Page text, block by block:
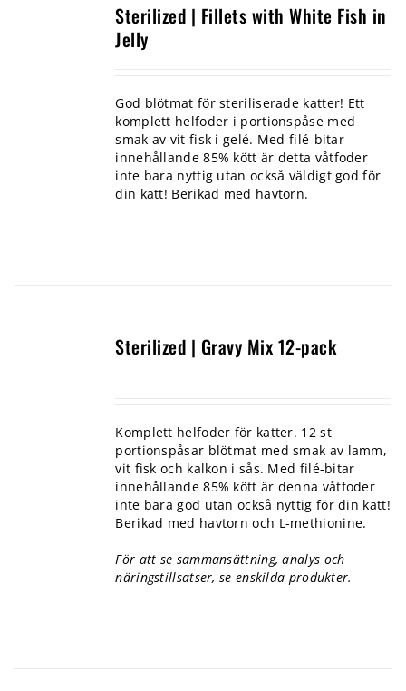
Sterilized | Fillets with White Fish in
Jelly
God blötmat för steriliserade katter! Ett
komplett helfoder i portionspåse med
smak av vit fisk i gelé. Med filé-bitar
innehållande 85% kött är detta våtfoder
inte bara nyttig utan också väldigt god för
din katt! Berikad med havtorn.
Sterilized | Gravy Mix 12-pack
Komplett helfoder för katter. 12 st
portionspåsar blötmat med smak av lamm,
vit fisk och kalkon i sås. Med filé-bitar
innehållande 85% kött är denna våtfoder
inte bara god utan också nyttig för din katt!
Berikad med havtorn och L-methionine.
För att se sammansättning, analys och
näringstillsatser, se enskilda produkter.